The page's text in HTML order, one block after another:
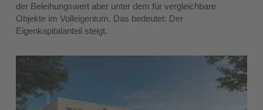
der Beleihungswert aber unter dem für vergleichbare
Objekte im Volleigentum. Das bedeutet: Der
Eigenkapitalanteil steigt.